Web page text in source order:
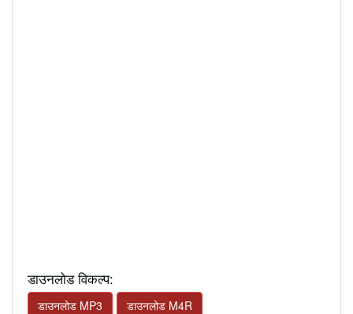
डाउनलोड विकल्प:
डाउनलोड MP3 डाउनलोड M4R